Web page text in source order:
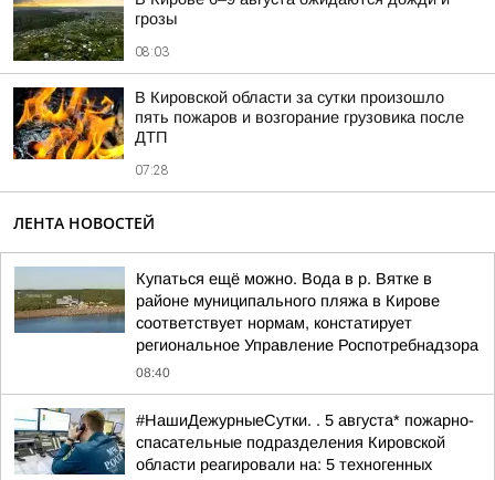
грозы
08:03
В Кировской области за сутки произошло
пять пожаров и возгорание грузовика после
ДТП
07:28
ЛЕНТА НОВОСТЕЙ
Купаться ещё можно. Вода в р. Вятке в
районе муниципального пляжа в Кирове
соответствует нормам, констатирует
региональное Управление Роспотребнадзора
08:40
#НашиДежурныеСутки. . 5 августа* пожарно-
спасательные подразделения Кировской
области реагировали на: 5 техногенных